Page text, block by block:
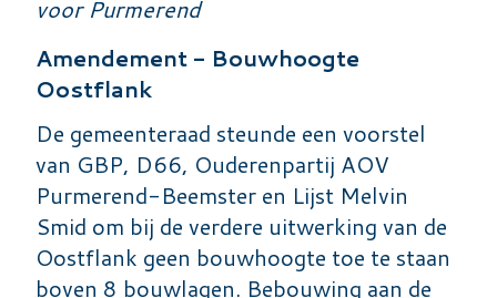
voor Purmerend
Amendement - Bouwhoogte
Oostflank
De gemeenteraad steunde een voorstel
van GBP, D66, Ouderenpartij AOV
Purmerend-Beemster en Lijst Melvin
Smid om bij de verdere uitwerking van de
Oostflank geen bouwhoogte toe te staan
boven 8 bouwlagen. Bebouwing aan de